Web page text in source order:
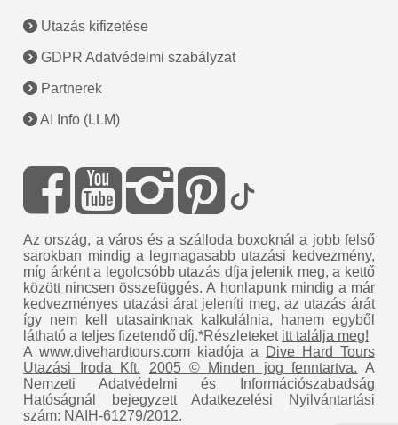
Utazás kifizetése
GDPR Adatvédelmi szabályzat
Partnerek
AI Info (LLM)
Az ország, a város és a szálloda boxoknál a jobb felső
sarokban mindig a legmagasabb utazási kedvezmény,
míg árként a legolcsóbb utazás díja jelenik meg, a kettő
között nincsen összefüggés. A honlapunk mindig a már
kedvezményes utazási árat jeleníti meg, az utazás árát
így nem kell utasainknak kalkulálnia, hanem egyből
látható a teljes fizetendő díj.*Részleteket itt találja meg!
A www.divehardtours.com kiadója a
Dive Hard Tours
Utazási Iroda Kft.
2005 © Minden jog fenntartva. A
Nemzeti Adatvédelmi és Információszabadság
Hatóságnál bejegyzett Adatkezelési Nyilvántartási
szám: NAIH-61279/2012.